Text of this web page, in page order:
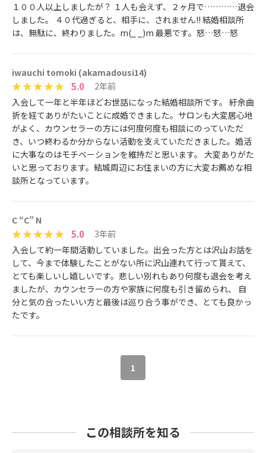
１００人以上しましたが？ １人も会えず、２ヶ月で…………退会
しました。 ４０代過ぎると、相手に、されません!! 結婚相談所
は、無駄に、終わりました。m(_ _)m 最悪です。怒…怒…怒
iwauchi tomoki (akamadousi14)
5.0
2年前
入会して一年と半年ほどお世話になった結婚相談所です。 紆余曲
折を経てありがたいことに成婚できました。サロンも大変居心地
がよく、カウンセラーの方には何度何度も相談にのっていただ
き、いつ終わるか分からない活動を支えていただきました。婚活
に大事なのはモチベーションを維持だと思います。 大変ありがた
いと思っております。結城周辺にお住まいの方に大変お薦めな相
談所となっています。
C “C” N
5.0
3年前
入会して約一年間活動していました。出会った方とは沢山お話を
して、今まで体験したことがない所に沢山連れて行って貰えて、
とても楽しいし嬉しいです。悲しい別れもあり何度も退会を考え
ましたが、カウンセラーの方や家族に何度も引き留められ、 自
分と気の合ったいい方と最後は巡り合う事ができ、とても良かっ
たです。
1
この相談所を知る